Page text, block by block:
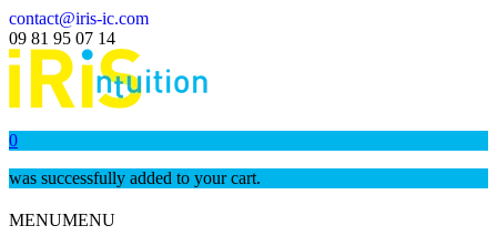
contact@iris-ic.com
09 81 95 07 14
0
was successfully added to your cart.
MENUMENU